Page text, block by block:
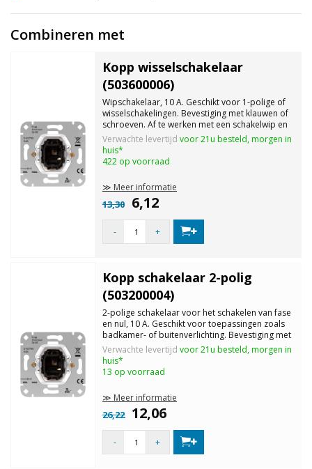
Combineren met
Kopp wisselschakelaar
(503600006)
Wipschakelaar, 10 A. Geschikt voor 1-polige of
wisselschakelingen. Bevestiging met klauwen of
schroeven. Af te werken met een schakelwip en
een afdekraam.
Verwachte levertijd voor 21u besteld, morgen in
huis*
422 op voorraad
≫ Meer informatie
13,30 6,12
- +
Kopp schakelaar 2-polig
(503200004)
2-polige schakelaar voor het schakelen van fase
en nul, 10 A. Geschikt voor toepassingen zoals
badkamer- of buitenverlichting. Bevestiging met
klauwen of schroeven. Af te werken met een
schakelwip en een afdekraam.
Verwachte levertijd voor 21u besteld, morgen in
huis*
13 op voorraad
≫ Meer informatie
26,22 12,06
- +